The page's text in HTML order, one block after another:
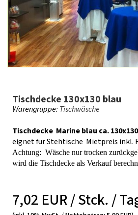
Tischdecke 130x130 blau
Warengruppe:Tischwäsche
Tischdecke Marine blau ca. 130x130
eignet für Stehtische Mietpreis inkl.
Achtung: Wäsche nur trocken
wird die Tischdecke als Verkauf
7,02 EUR / Stck. /